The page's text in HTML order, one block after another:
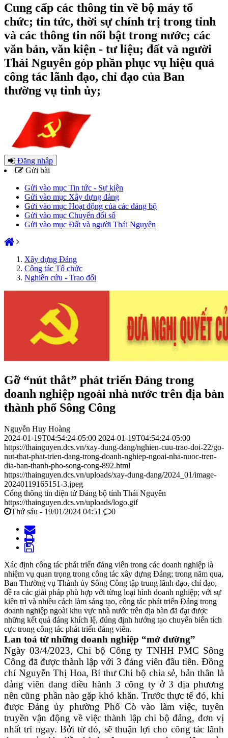
Cung cấp các thông tin về bộ máy tổ
chức; tin tức, thời sự chính trị trong tỉnh
và các thông tin nổi bật trong nước; các
văn bản, văn kiện - tư liệu; đất và người
Thái Nguyên góp phần phục vụ hiệu quả
công tác lãnh đạo, chỉ đạo của Ban
thường vụ tỉnh ủy;
Đăng nhập
Gửi bài
Gửi vào mục Tin tức - Sự kiện
Gửi vào mục Xây dựng đảng
Gửi vào mục Hoạt động của các đảng bộ
Gửi vào mục Chuyển đổi số
Gửi vào mục Đất và người Thái Nguyên
Xây dựng Đảng
Công tác Tổ chức
Nghiên cứu - Trao đổi
Gỡ “nút thắt” phát triển Đảng trong
doanh nghiệp ngoài nhà nước trên địa bàn
thành phố Sông Công
Nguyễn Huy Hoàng
2024-01-19T04:54:24-05:00 2024-01-19T04:54:24-05:00
https://thainguyen.dcs.vn/xay-dung-dang/nghien-cuu-trao-doi-22/go-
nut-that-phat-trien-dang-trong-doanh-nghiep-ngoai-nha-nuoc-tren-
dia-ban-thanh-pho-song-cong-892.html
https://thainguyen.dcs.vn/uploads/xay-dung-dang/2024_01/image-
20240119165151-3.jpeg
Cổng thông tin điện tử Đảng bộ tỉnh Thái Nguyên
https://thainguyen.dcs.vn/uploads/logo.gif
Thứ sáu - 19/01/2024 04:51
0
Xác định công tác phát triển đảng viên trong các doanh nghiệp là
nhiệm vụ quan trọng trong công tác xây dựng Đảng; trong năm qua,
Ban Thường vụ Thành ủy Sông Công tập trung lãnh đạo, chỉ đạo,
đề ra các giải pháp phù hợp với từng loại hình doanh nghiệp; với sự
kiên trì và nhiều cách làm sáng tạo, công tác phát triển Đảng trong
doanh nghiệp ngoài khu vực nhà nước trên địa bàn đã đạt được
những kết quả đáng khích lệ, đúng định hướng tạo chuyển biến tích
cực trong công tác phát triển đảng viên.
Lan toả từ những doanh nghiệp “mở đường”
Ngày 03/4/2023, Chi bộ Công ty TNHH PMC Sông
Công đã được thành lập với 3 đảng viên đầu tiên. Đồng
chí Nguyễn Thị Hoa, Bí thư Chi bộ chia sẻ, bản thân là
đảng viên đang điều hành 3 công ty ở 3 địa phương
nên cũng phần nào gặp khó khăn. Trước thực tế đó, khi
được Đảng ủy phường Phố Cò vào làm việc, tuyên
truyền vận động về việc thành lập chi bộ đảng, đơn vị
nhất trí ngay. Bởi từ đó, sẽ thuận lợi cho công tác lãnh